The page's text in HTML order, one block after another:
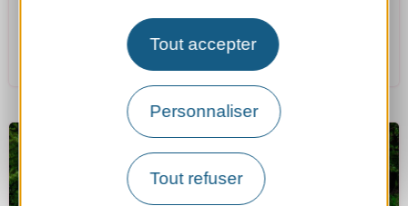
Tout accepter
Personnaliser
Tout refuser